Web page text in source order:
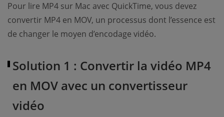
Pour lire MP4 sur Mac avec QuickTime, vous devez
convertir MP4 en MOV, un processus dont l’essence est
de changer le moyen d’encodage vidéo.
Solution 1 : Convertir la vidéo MP4
en MOV avec un convertisseur
vidéo